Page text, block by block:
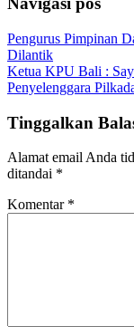
Pengurus Pimpinan
Dilantik
Ketua KPU Bali :
Penyelenggara
Tinggalkan
Alamat email Anda
ditandai *
Komentar *